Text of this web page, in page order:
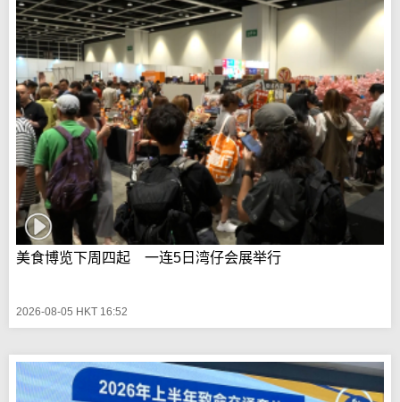
美食博览下周四起 一连5日湾仔会展举行
2026-08-05 HKT 16:52